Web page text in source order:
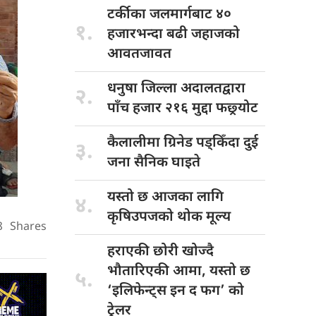
Shares
१.
टर्कीका जलमार्गबाट ४०
हजारभन्दा बढी जहाजको
आवतजावत
२. धनुषा जिल्लाअदालतद्वारा
पाँच हजार २१६ मुद्दा फछ्र्योट
३. कैलालीमा ग्रिनेडपड्किँदा दुई
जना सैनिक घाइते
४. यस्तो छआजका लागि
कृषिउपजको थोक मूल्य
५.
हराएकी छोरीखोज्दै
भौतारिएकी आमा, यस्तो छ
‘इलिफेन्ट्स इन द फग’ को
ट्रेलर